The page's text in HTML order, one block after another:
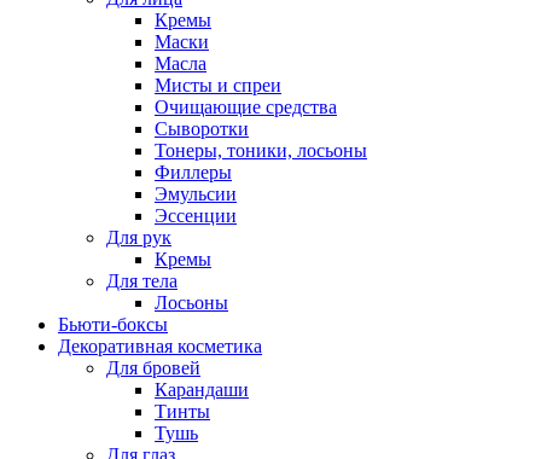
Кремы
Маски
Масла
Мисты и спреи
Очищающие средства
Сыворотки
Тонеры, тоники, лосьоны
Филлеры
Эмульсии
Эссенции
Для рук
Кремы
Для тела
Лосьоны
Бьюти-боксы
Декоративная косметика
Для бровей
Карандаши
Тинты
Тушь